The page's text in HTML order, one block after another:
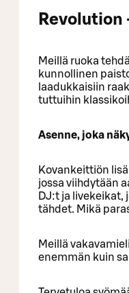
Revolution
Meillä ruoka
kunnollinen
laadukkaisiin
tuttuihin
Asenne, joka
Kovankeittiön
jossa viihdytään
DJ:t ja
tähdet. Mikä
Meillä
enemmän kuin